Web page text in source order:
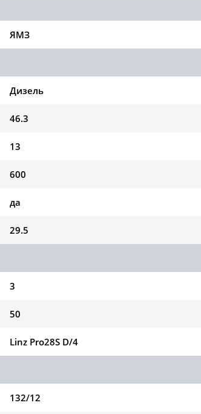
ЯМЗ
Дизель
46.3
13
600
да
29.5
3
50
Linz Pro28S D/4
132/12